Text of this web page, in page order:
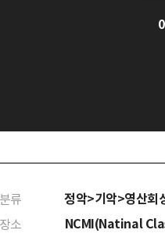
류 정악>기악>영산회
소 NCMI(Natinal